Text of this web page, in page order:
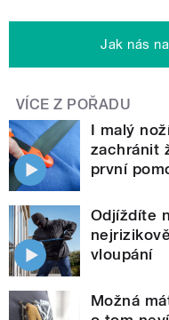
Jak nás
VÍCE Z POŘADU
I malý
zachránit
první
Odjíždíte
vloupání
Možná